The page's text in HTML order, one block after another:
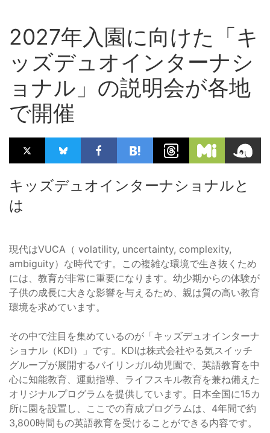
2027年入園に向けた「キ
ッズデュオインターナシ
ョナル」の説明会が各地
で開催
キッズデュオインターナショナルと
は
現代はVUCA（ volatility, uncertainty, complexity,
ambiguity）な時代です。この複雑な環境で生き抜くため
には、教育が非常に重要になります。幼少期からの体験が
子供の成長に大きな影響を与えるため、親は質の高い教育
環境を求めています。
その中で注目を集めているのが「キッズデュオインターナ
ショナル（KDI）」です。KDIは株式会社やる気スイッチ
グループが展開するバイリンガル幼児園で、英語教育を中
心に知能教育、運動指導、ライフスキル教育を兼ね備えた
オリジナルプログラムを提供しています。日本全国に15カ
所に園を設置し、ここでの育成プログラムは、4年間で約
3,800時間もの英語教育を受けることができる内容です。